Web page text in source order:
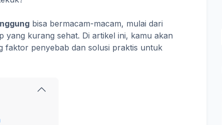
bisa bermacam-macam, mulai dari
yang kurang sehat. Di artikel ini, kamu akan
faktor penyebab dan solusi praktis untuk